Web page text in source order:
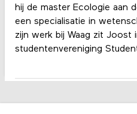
hij de master Ecologie aan
een specialisatie in
zijn werk bij Waag zit Joost
studentenvereniging